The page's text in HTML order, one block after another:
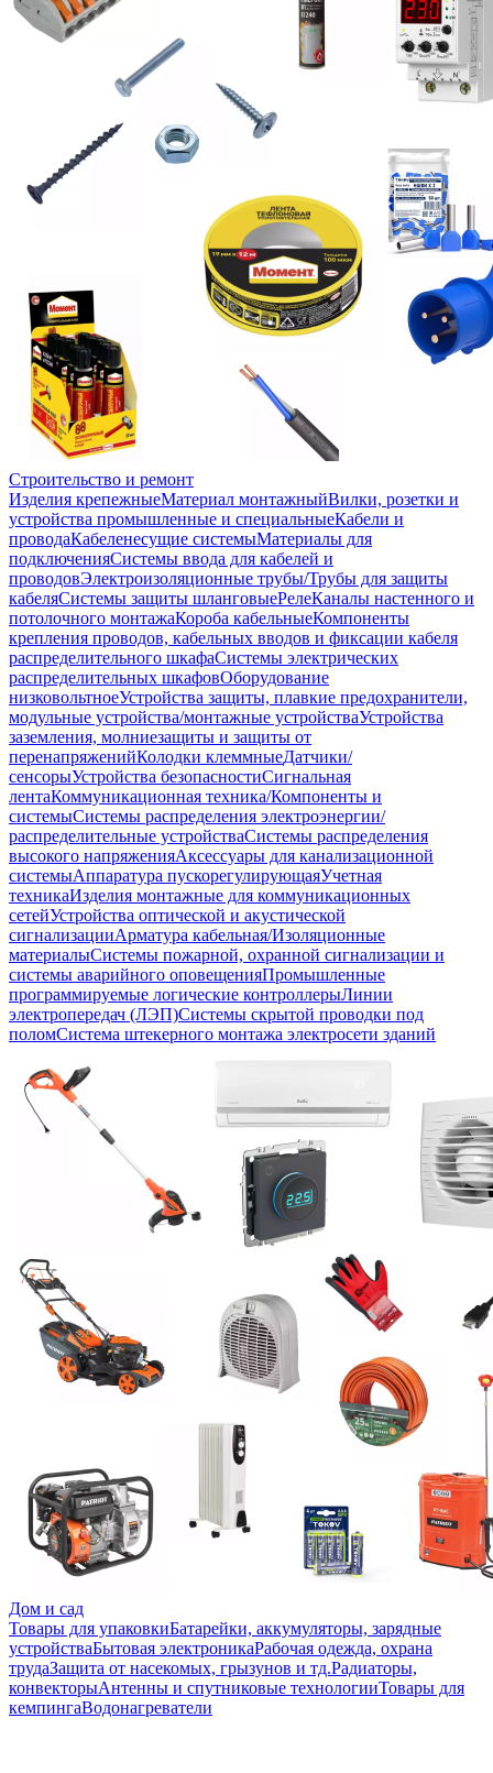
Строительство и ремонт
Изделия крепежныеМатериал монтажныйВилки, розетки и
устройства промышленные и специальныеКабели и
проводаКабеленесущие системыМатериалы для
подключенияСистемы ввода для кабелей и
проводовЭлектроизоляционные трубы/Трубы для защиты
кабеляСистемы защиты шланговыеРелеКаналы настенного и
потолочного монтажаКороба кабельныеКомпоненты
крепления проводов, кабельных вводов и фиксации кабеля
распределительного шкафаСистемы электрических
распределительных шкафовОборудование
низковольтноеУстройства защиты, плавкие предохранители,
модульные устройства/монтажные устройстваУстройства
заземления, молниезащиты и защиты от
перенапряженийКолодки клеммныеДатчики/
сенсорыУстройства безопасностиСигнальная
лентаКоммуникационная техника/Компоненты и
системыСистемы распределения электроэнергии/
распределительные устройстваСистемы распределения
высокого напряженияАксессуары для канализационной
системыАппаратура пускорегулирующаяУчетная
техникаИзделия монтажные для коммуникационных
сетейУстройства оптической и акустической
сигнализацииАрматура кабельная/Изоляционные
материалыСистемы пожарной, охранной сигнализации и
системы аварийного оповещенияПромышленные
программируемые логические контроллерыЛинии
электропередач (ЛЭП)Системы скрытой проводки под
поломСистема штекерного монтажа электросети зданий
Дом и сад
Товары для упаковкиБатарейки, аккумуляторы, зарядные
устройстваБытовая электроникаРабочая одежда, охрана
трудаЗащита от насекомых, грызунов и тд.Радиаторы,
конвекторыАнтенны и спутниковые технологииТовары для
кемпингаВодонагреватели